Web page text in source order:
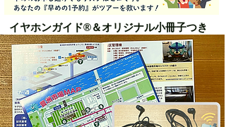
イヤホンガイド®＆オリジナル小冊子つき